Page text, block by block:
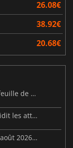
26.08€
38.92€
20.68€
MARVEL Tōkon dévoile ses débuts et sa feuille de route
Steam Frame : une fuite sur le prix refroidit les attentes VR
Sorties de jeux vidéo de cette semaine - août 2026 (semaine 32)